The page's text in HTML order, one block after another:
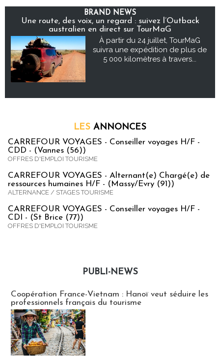
BRAND NEWS
Une route, des voix, un regard : suivez l’Outback
australien en direct sur TourMaG
À partir du 24 juillet, TourMaG
suivra une expédition de plus de
5 000 kilomètres à travers...
LES ANNONCES
CARREFOUR VOYAGES - Conseiller voyages H/F -
CDD - (Vannes (56))
OFFRES D'EMPLOI TOURISME
CARREFOUR VOYAGES - Alternant(e) Chargé(e) de
ressources humaines H/F - (Massy/Evry (91))
ALTERNANCE / STAGES TOURISME
CARREFOUR VOYAGES - Conseiller voyages H/F -
CDI - (St Brice (77))
OFFRES D'EMPLOI TOURISME
PUBLI-NEWS
Coopération France-Vietnam : Hanoï veut séduire les
professionnels français du tourisme